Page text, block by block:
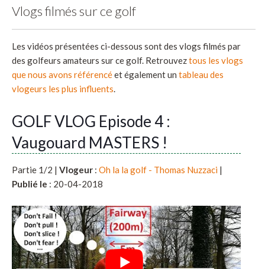
Vlogs filmés sur ce golf
Les vidéos présentées ci-dessous sont des vlogs filmés par
des golfeurs amateurs sur ce golf. Retrouveztous les vlogs
que nous avons référencéet également un tableau des
vlogeurs les plus influents.
GOLF VLOG Episode 4 :
Vaugouard MASTERS !
Partie 1/2 | Vlogeur : Oh la la golf - Thomas Nuzzaci |
Publié le : 20-04-2018